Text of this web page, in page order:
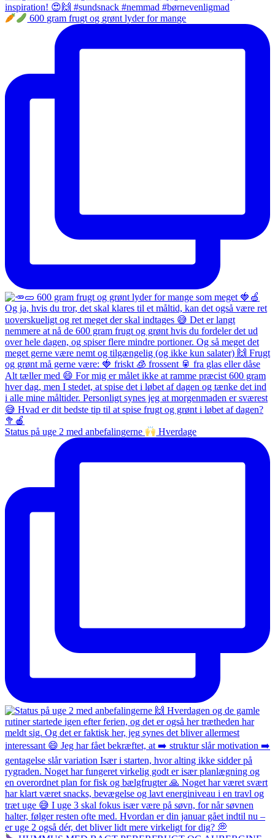
600 gram frugt og grønt lyder for mange
Status på uge 2 med anbefalingerne Hverdage